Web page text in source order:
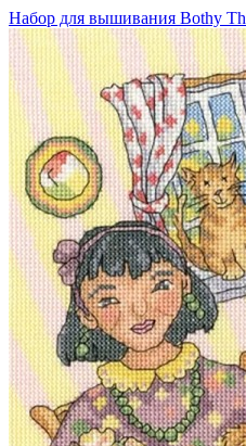
Набор для вышивания Bothy